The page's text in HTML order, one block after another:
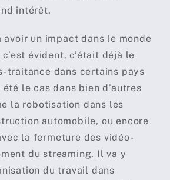
intérêt.
avoir un impact dans le monde
évident, c’était déjà le
traitance dans certains pays
le cas dans bien d’autres
la robotisation dans les
automobile, ou encore
la fermeture des vidéo-
du streaming. Il va y
du travail dans